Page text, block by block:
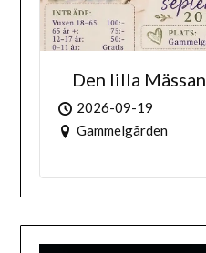
Den lilla Mässan
2026-09-19
Gammelgården